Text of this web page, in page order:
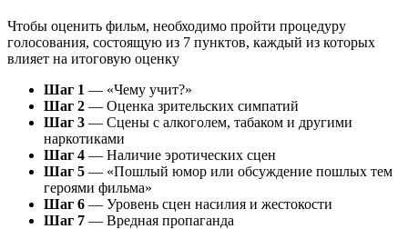
Чтобы оценить фильм, необходимо пройти процедуру
голосования, состоящую из 7 пунктов, каждый из которых
влияет на итоговую оценку
Шаг 1 — «Чему учит?»
Шаг 2 — Оценка зрительских симпатий
Шаг 3 — Сцены с алкоголем, табаком и другими
наркотиками
Шаг 4 — Наличие эротических сцен
Шаг 5 — «Пошлый юмор или обсуждение пошлых тем
героями фильма»
Шаг 6 — Уровень сцен насилия и жестокости
Шаг 7 — Вредная пропаганда